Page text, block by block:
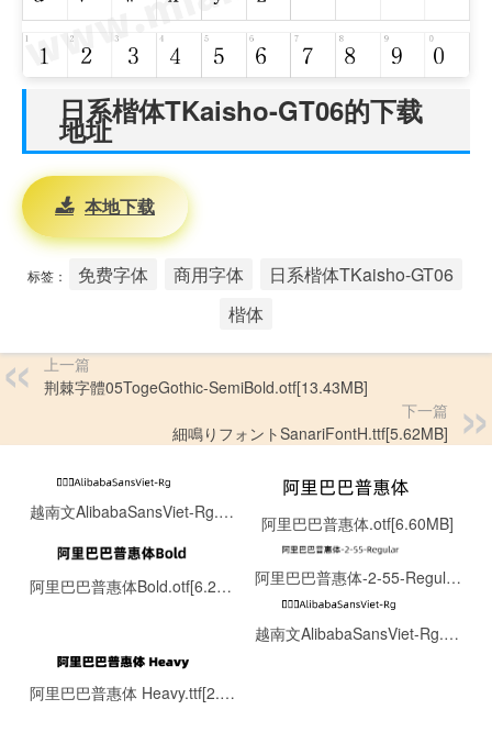
日系楷体TKaisho-GT06的下载
地址
本地下载
标签： 免费字体 商用字体
日系楷体TKaisho-GT06
楷体
上一篇
荆棘字體05TogeGothic-SemiBold.otf[13.43MB]
下一篇
細鳴りフォントSanariFontH.ttf[5.62MB]
越南文AlibabaSansViet-Rg.otf[0.13MB]
阿里巴巴普惠体.otf[6.60MB]
阿里巴巴普惠体Bold.otf[6.22MB] 阿里巴巴普惠体-2-55-Regular.ttf[8.06MB]
越南文AlibabaSansViet-Rg.otf[0.13MB]
阿里巴巴普惠体 Heavy.ttf[2.07MB]